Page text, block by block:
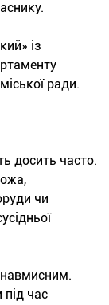
із
ради.
досить часто.
чи
під час